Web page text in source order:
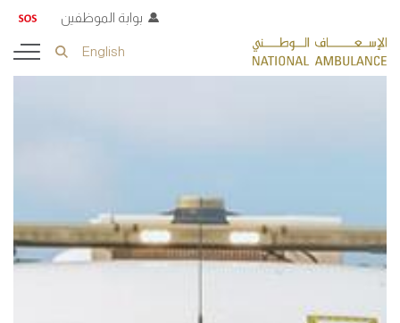
بوابة الموظفين
English